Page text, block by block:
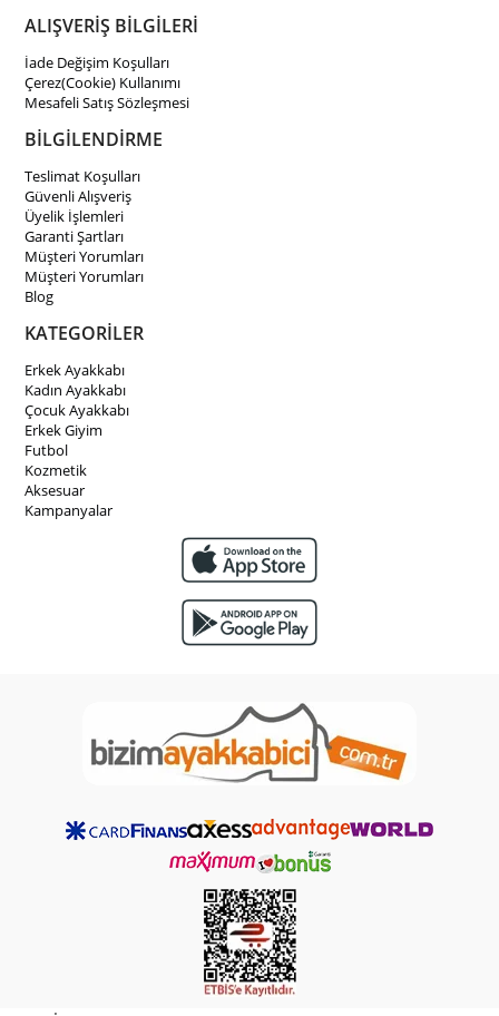
ALIŞVERİŞ BİLGİLERİ
İade Değişim Koşulları
Çerez(Cookie) Kullanımı
Mesafeli Satış Sözleşmesi
BİLGİLENDİRME
Teslimat Koşulları
Güvenli Alışveriş
Üyelik İşlemleri
Garanti Şartları
Müşteri Yorumları
Müşteri Yorumları
Blog
KATEGORİLER
Erkek Ayakkabı
Kadın Ayakkabı
Çocuk Ayakkabı
Erkek Giyim
Futbol
Kozmetik
Aksesuar
Kampanyalar